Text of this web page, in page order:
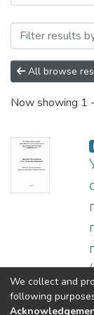
Browsing
All browse
Now showing 1
(
We collect and
following